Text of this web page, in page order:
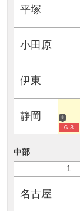
平塚
小田原
伊東
静岡 ※
Ｇ３
中部
1
名古屋